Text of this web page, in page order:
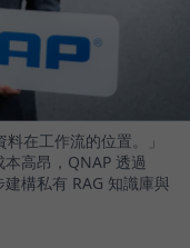
在工作流的位置。」
高昂，QNAP 透過
構私有 RAG 知識庫與